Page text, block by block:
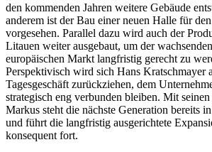
den kommenden Jahren weitere Gebäude
anderem ist der Bau einer neuen Halle für
vorgesehen. Parallel dazu wird auch der
Litauen weiter ausgebaut, um der
europäischen Markt langfristig gerecht zu
Perspektivisch wird sich Hans Kratschmayer
Tagesgeschäft zurückziehen, dem
strategisch eng verbunden bleiben. Mit
Markus steht die nächste Generation bereits
und führt die langfristig ausgerichtete
konsequent fort.